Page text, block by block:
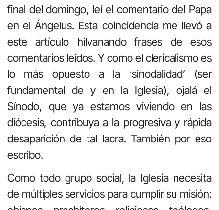
final del domingo, leí el comentario del Papa
en el Ángelus. Esta coincidencia me llevó a
este artículo hilvanando frases de esos
comentarios leídos. Y como el clericalismo es
lo más opuesto a la ‘sinodalidad’ (ser
fundamental de y en la Iglesia), ojalá el
Sínodo, que ya estamos viviendo en las
diócesis, contribuya a la progresiva y rápida
desaparición de tal lacra. También por eso
escribo.
Como todo grupo social, la Iglesia necesita
de múltiples servicios para cumplir su misión: